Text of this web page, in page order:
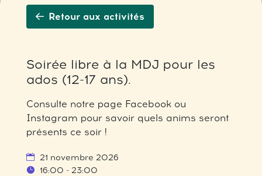
Retour aux activités
Soirée libre à la MDJ pour les
ados (12-17 ans).
Consulte notre page Facebook ou
Instagram pour savoir quels anims seront
présents ce soir !
21 novembre 2026
16:00 - 23:00